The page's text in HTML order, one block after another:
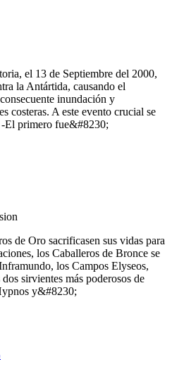
el 13 de Septiembre del 2000,
la Antártida, causando el
inundación y
costeras. A este evento crucial se
El primero fue&#8230;
de Oro sacrificasen sus vidas para
los Caballeros de Bronce se
los Campos Elyseos,
sirvientes más poderosos de
y&#8230;